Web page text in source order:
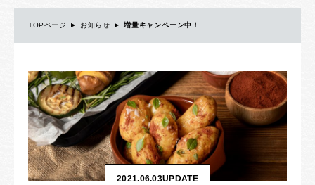
TOPページ お知らせ 増量キャンペーン中！
2021.06.03UPDATE